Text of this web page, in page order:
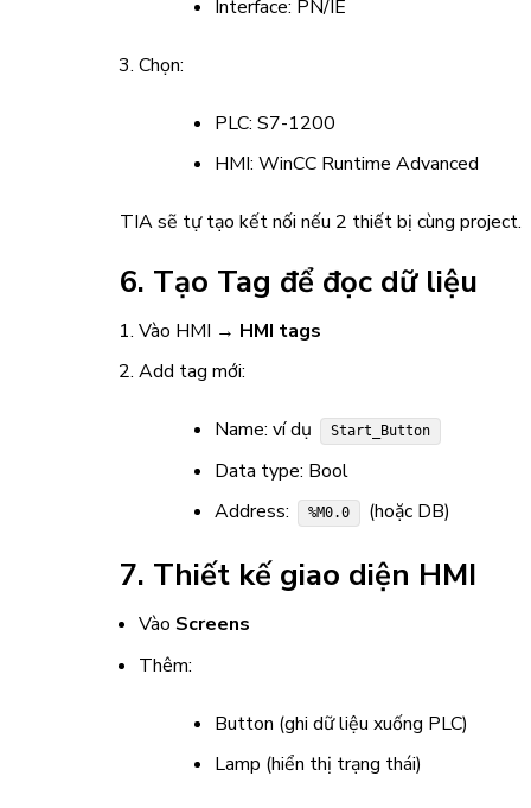
Interface: PN/IE
Chọn:
PLC: S7-1200
HMI: WinCC Runtime Advanced
TIA sẽ tự tạo kết nối nếu 2 thiết bị cùng project.
6. Tạo Tag để đọc dữ liệu
Vào HMI → HMI tags
Add tag mới:
Name: ví dụ Start_Button
Data type: Bool
Address:
%M0.0 (hoặc DB)
7. Thiết kế giao diện HMI
Vào Screens
Thêm:
Button (ghi dữ liệu xuống PLC)
Lamp (hiển thị trạng thái)